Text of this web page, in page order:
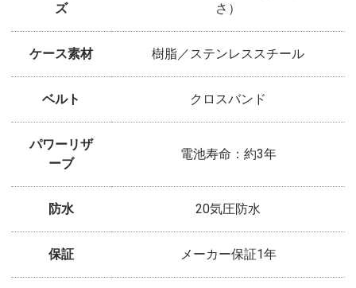
ズ
さ）
ケース素材 樹脂／ステンレススチール
ベルト クロスバンド
パワーリザ
ーブ
電池寿命：約3年
防水 20気圧防水
保証 メーカー保証1年